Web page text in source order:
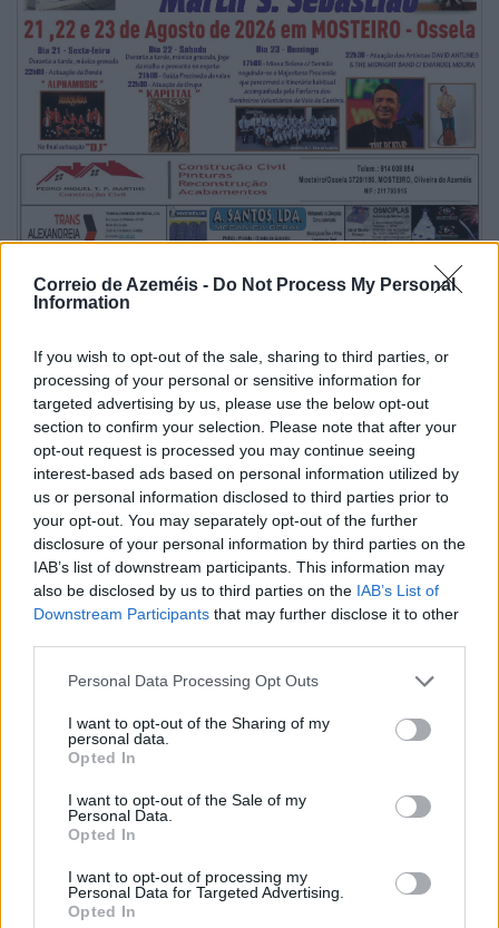
Correio de Azeméis - Do Not Process My Personal
Information
If you wish to opt-out of the sale, sharing to third parties, or
processing of your personal or sensitive information for
targeted advertising by us, please use the below opt-out
section to confirm your selection. Please note that after your
opt-out request is processed you may continue seeing
interest-based ads based on personal information utilized by
us or personal information disclosed to third parties prior to
your opt-out. You may separately opt-out of the further
disclosure of your personal information by third parties on the
IAB’s list of downstream participants. This information may
also be disclosed by us to third parties on the IAB’s List of
Downstream Participants that may further disclose it to other
Personal Data Processing Opt Outs
I want to opt-out of the Sharing of my
personal data.
Opted In
I want to opt-out of the Sale of my
Personal Data.
Opted In
I want to opt-out of processing my
Personal Data for Targeted Advertising.
Opted In
Grandiosas Festas em Honra do Mártir S. Sebastião,
em Ossela